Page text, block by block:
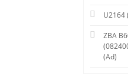
U2164
ZBA
(Ad)